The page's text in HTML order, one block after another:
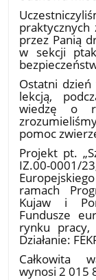
przez Panią
w sekcji
Ostatni dzień
lekcją,
wiedzę o
pomoc
Projekt pt.
IZ.00-0001/
ramach
Kujaw i
Fundusze
rynku pracy,
Działanie:
Całkowita
wynosi 2 015